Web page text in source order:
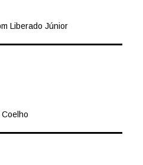
Liberado Júnior